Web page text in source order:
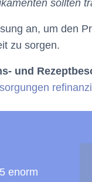
sollten
an, um den
zu sorgen.
und
enorm